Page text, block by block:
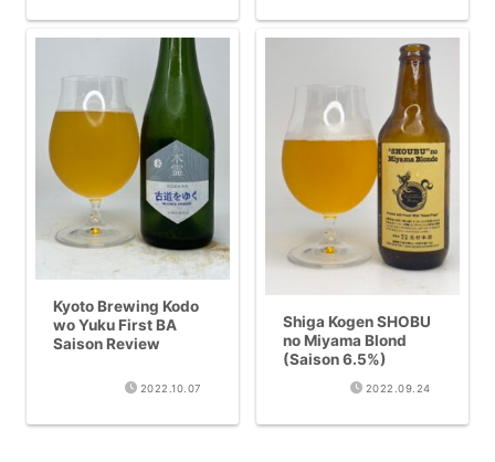
Kyoto Brewing Kodo
wo Yuku First BA
Saison Review
2022.10.07
Shiga Kogen SHOBU
no Miyama Blond
(Saison 6.5%)
2022.09.24